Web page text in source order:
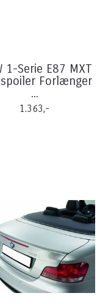
1-Serie E87 MXT
Forlænger
...
1.363,-